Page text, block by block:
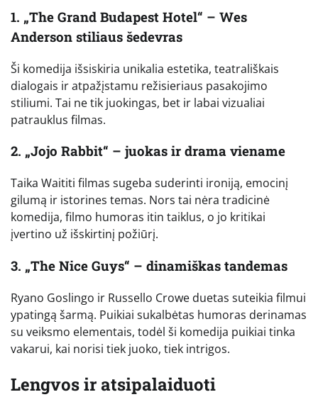
1. „The Grand Budapest Hotel“ – Wes
Anderson stiliaus šedevras
Ši komedija išsiskiria unikalia estetika, teatrališkais
dialogais ir atpažįstamu režisieriaus pasakojimo
stiliumi. Tai ne tik juokingas, bet ir labai vizualiai
patrauklus filmas.
2. „Jojo Rabbit“ – juokas ir drama viename
Taika Waititi filmas sugeba suderinti ironiją, emocinį
gilumą ir istorines temas. Nors tai nėra tradicinė
komedija, filmo humoras itin taiklus, o jo kritikai
įvertino už išskirtinį požiūrį.
3. „The Nice Guys“ – dinamiškas tandemas
Ryano Goslingo ir Russello Crowe duetas suteikia filmui
ypatingą šarmą. Puikiai sukalbėtas humoras derinamas
su veiksmo elementais, todėl ši komedija puikiai tinka
vakarui, kai norisi tiek juoko, tiek intrigos.
Lengvos ir atsipalaiduoti